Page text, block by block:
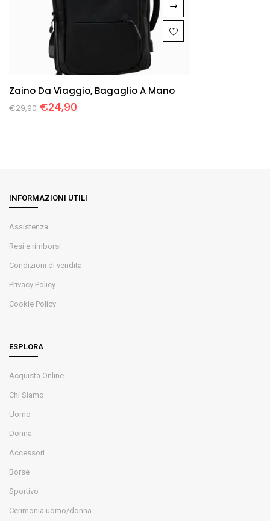
Zaino Da Viaggio, Bagaglio A Mano
€29,90 €24,90
INFORMAZIONI UTILI
Assistenza
Resi e rimborsi
Condizioni di vendita
Privacy Policy
Cookie Policy
ESPLORA
Acquista Online
Chi Siamo
Uomo
Donna
Accessori
Borse
Sportivo
Cerimonia uomo/donna